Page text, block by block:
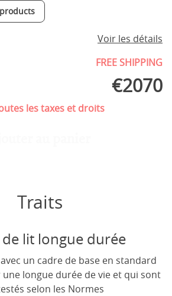
Voir les détails
FREE SHIPPING
€2070
les taxes et droits
Traits
de lit longue durée
un cadre de base en standard
longue durée de vie et qui sont
selon les Normes